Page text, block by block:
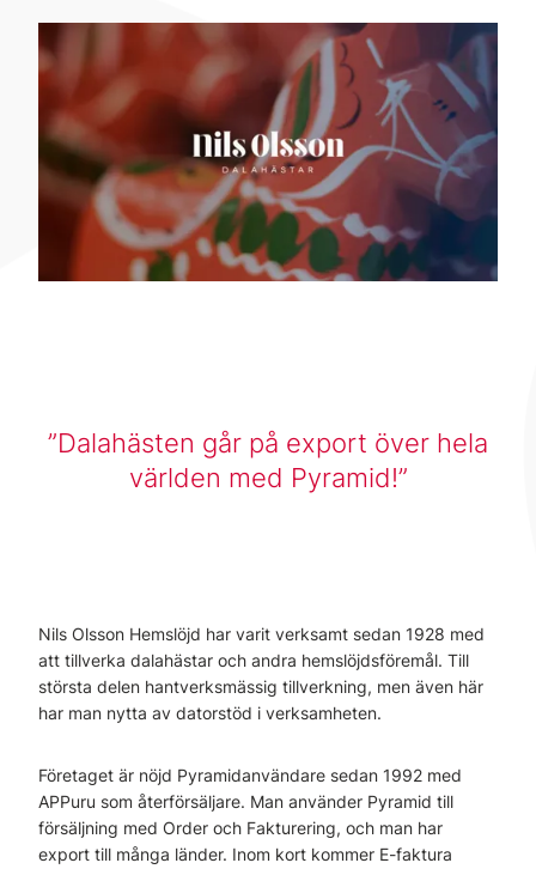
Dalahästen går på export över hela
världen med Pyramid!
Nils Olsson Hemslöjd har varit verksamt sedan 1928 med
att tillverka dalahästar och andra hemslöjdsföremål. Till
största delen hantverksmässig tillverkning, men även här
har man nytta av datorstöd i verksamheten.
Företaget är nöjd Pyramidanvändare sedan 1992 med
APPuru som återförsäljare. Man använder Pyramid till
försäljning med Order och Fakturering, och man har
export till många länder. Inom kort kommer E-faktura